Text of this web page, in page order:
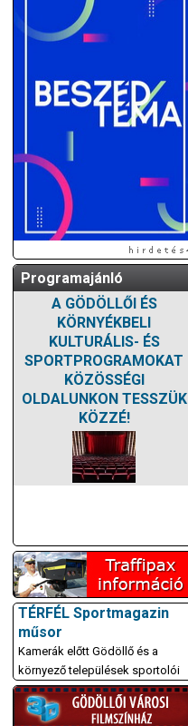
Programajánló
A GÖDÖLLŐI ÉS
KÖRNYÉKBELI
KULTURÁLIS- ÉS
SPORTPROGRAMOKAT
KÖZÖSSÉGI
OLDALUNKON TESSZÜK
KÖZZÉ!
TÉRFÉL Sportmagazin
műsor
Kamerák előtt Gödöllő és a
környező települések sportolói